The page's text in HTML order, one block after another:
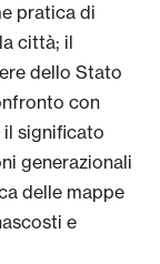
pratica di
città; il
dello Stato
con
il significato
generazionali
delle mappe
e